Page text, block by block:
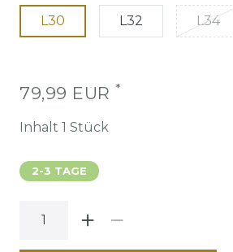
L30 L32 L34
79,99 EUR *
Inhalt 1 Stück
2-3 TAGE